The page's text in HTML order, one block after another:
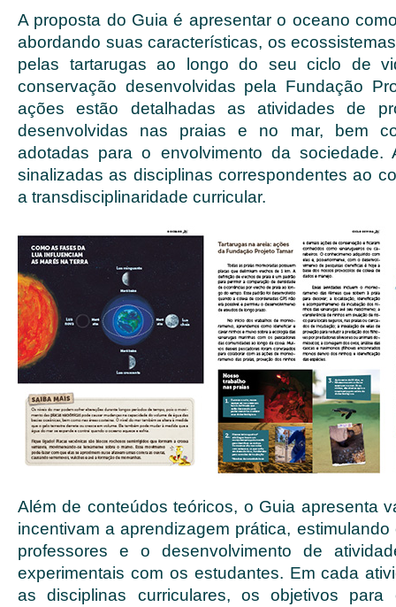
A proposta do Guia é apresentar o oceano
abordando suas características, os
pelas tartarugas ao longo do seu ciclo de
conservação desenvolvidas pela Fundação
ações estão detalhadas as atividades de
desenvolvidas nas praias e no mar, bem
adotadas para o envolvimento da sociedade.
sinalizadas as disciplinas correspondentes ao
a transdisciplinaridade curricular.
Além de conteúdos teóricos, o Guia apresenta
incentivam a aprendizagem prática,
professores e o desenvolvimento de
experimentais com os estudantes. Em cada
as disciplinas curriculares, os objetivos para